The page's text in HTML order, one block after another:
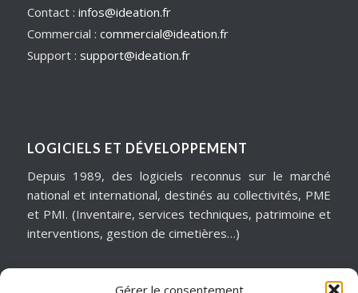
Gérer le consentement
Contact : infos@ideation.fr
Commercial : commercial@ideation.fr
Support : support@ideation.fr
LOGICIELS ET DÉVELOPPEMENT
Depuis 1989, des logiciels reconnus sur le marché
national et international, destinés au collectivités, PME
et PMI. (Inventaire, services techniques, patrimoine et
interventions, gestion de cimetières…)